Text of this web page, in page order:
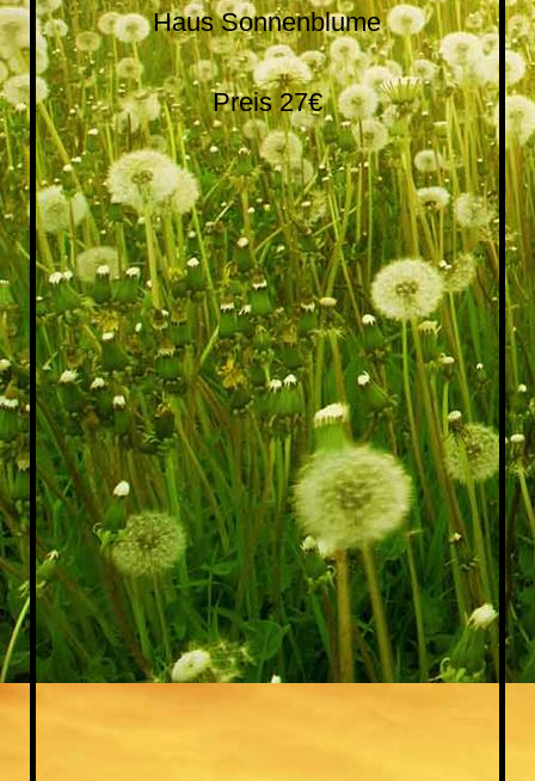
Haus Sonnenblume
Preis 27€